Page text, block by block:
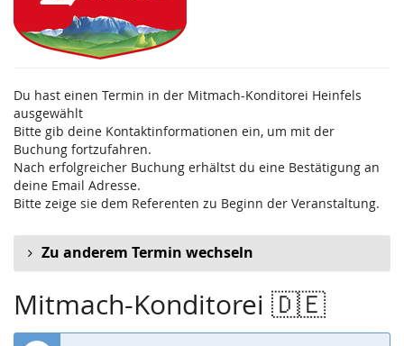
Du hast einen Termin in der Mitmach-Konditorei Heinfels
ausgewählt
Bitte gib deine Kontaktinformationen ein, um mit der
Buchung fortzufahren.
Nach erfolgreicher Buchung erhältst du eine Bestätigung an
deine Email Adresse.
Bitte zeige sie dem Referenten zu Beginn der Veranstaltung.
Zu anderem Termin wechseln
Mitmach-Konditorei 🇩🇪